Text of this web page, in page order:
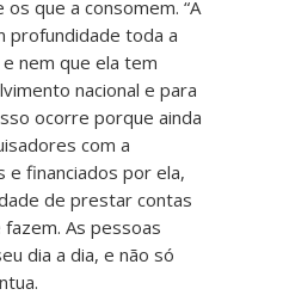
que a consomem. “A
profundidade toda a
nem que ela tem
nacional e para
ocorre porque ainda
com a
e financiados por ela,
de prestar contas
As pessoas
dia a dia, e não só